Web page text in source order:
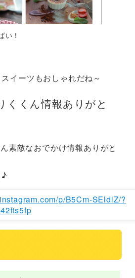
い！
イーツもおしゃれだね～
くくん情報ありがと
素敵なおでかけ情報ありがと
p/B5Cm-SEldlZ/?